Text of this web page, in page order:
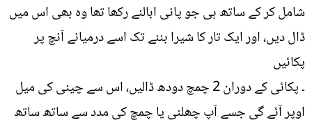
شامل کر کے ساتھ ہی جو پانی ابالنے رکھا تھا وہ بھی اس میں
ڈال دیں، اور ایک تار کا شیرا بننے تک اسے درمیانے آنچ پر
پکائیں
۔ پکائی کے دوران 2 چمچ دودھ ڈالیں، اس سے چینی کی میل
اوپر آئے گی جسے آپ چھلنی یا چمچ کی مدد سے ساتھ ساتھ